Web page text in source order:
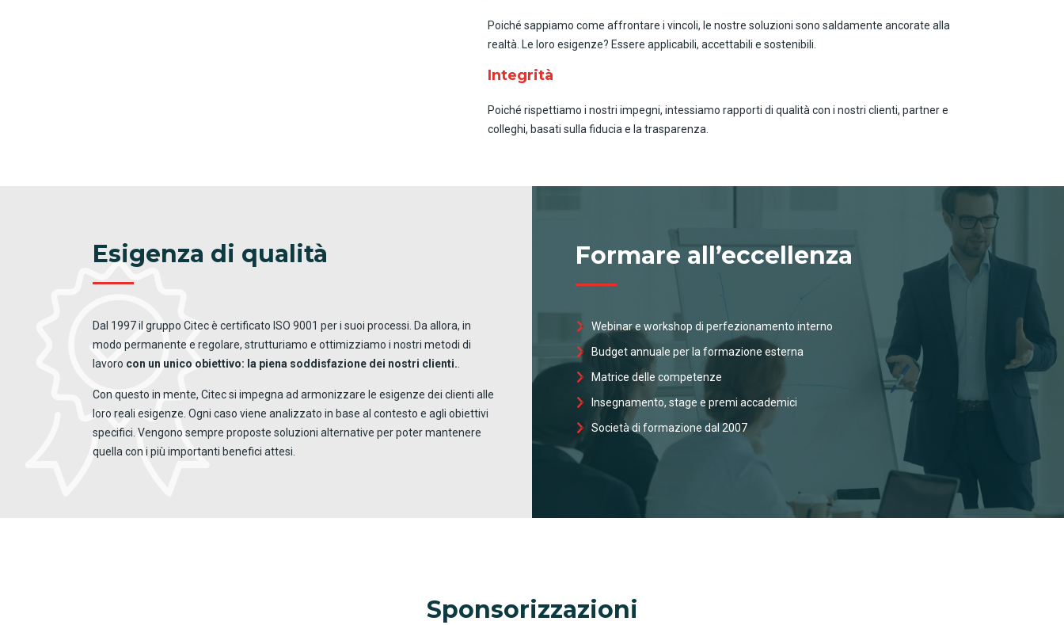
Poiché sappiamo come affrontare i vincoli, le nostre soluzioni sono saldamente ancorate alla
realtà. Le loro esigenze? Essere applicabili, accettabili e sostenibili.
Integrità
Poiché rispettiamo i nostri impegni, intessiamo rapporti di qualità con i nostri clienti, partner e
colleghi, basati sulla fiducia e la trasparenza.
Esigenza di qualità
Dal 1997 il gruppo Citec è certificato ISO 9001 per i suoi processi. Da allora, in
modo permanente e regolare, strutturiamo e ottimizziamo i nostri metodi di
lavoro con un unico obiettivo: la piena soddisfazione dei nostri clienti.
Con questo in mente, Citec si impegna ad armonizzare le esigenze dei clienti alle
loro reali esigenze. Ogni caso viene analizzato in base al contesto e agli obiettivi
specifici. Vengono sempre proposte soluzioni alternative per poter mantenere
quella con i più importanti benefici attesi.
Formare all’eccellenza
Webinar e workshop di perfezionamento interno
Budget annuale per la formazione esterna
Matrice delle competenze
Insegnamento, stage e premi accademici
Società di formazione dal 2007
Sponsorizzazioni